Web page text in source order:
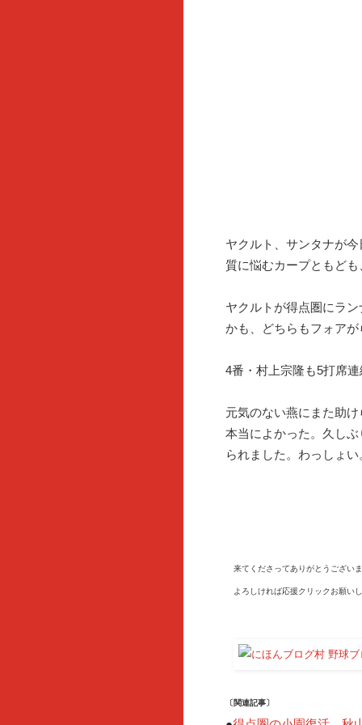
ヤクルト、サンタナが
質に悩むカープともど
ヤクルトが得点圏にラ
かも、どちらもフォア
4番・村上宗隆も5打席
元気のない燕にまた助
本当によかった。久し
られました。わっしょい
来てくださってありがとうござい
よろしければ応援クリックお願い
〔関連記事〕